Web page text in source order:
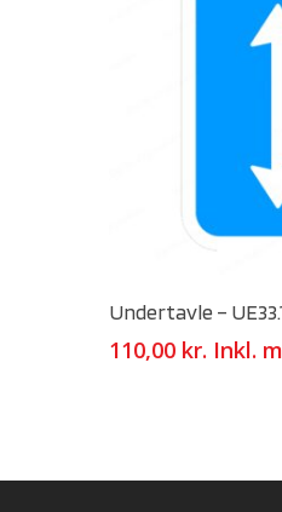
Undertavle –
110,00 kr. Inkl.